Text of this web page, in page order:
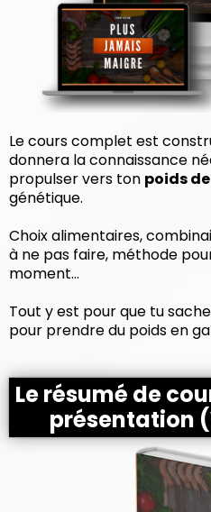
Le cours complet est
donnera la connaissance
propulser vers ton poids
génétique.
Choix alimentaires,
à ne pas faire, méthode
moment...
Tout y est pour que tu
pour prendre du poids en
Le résumé de
présentation